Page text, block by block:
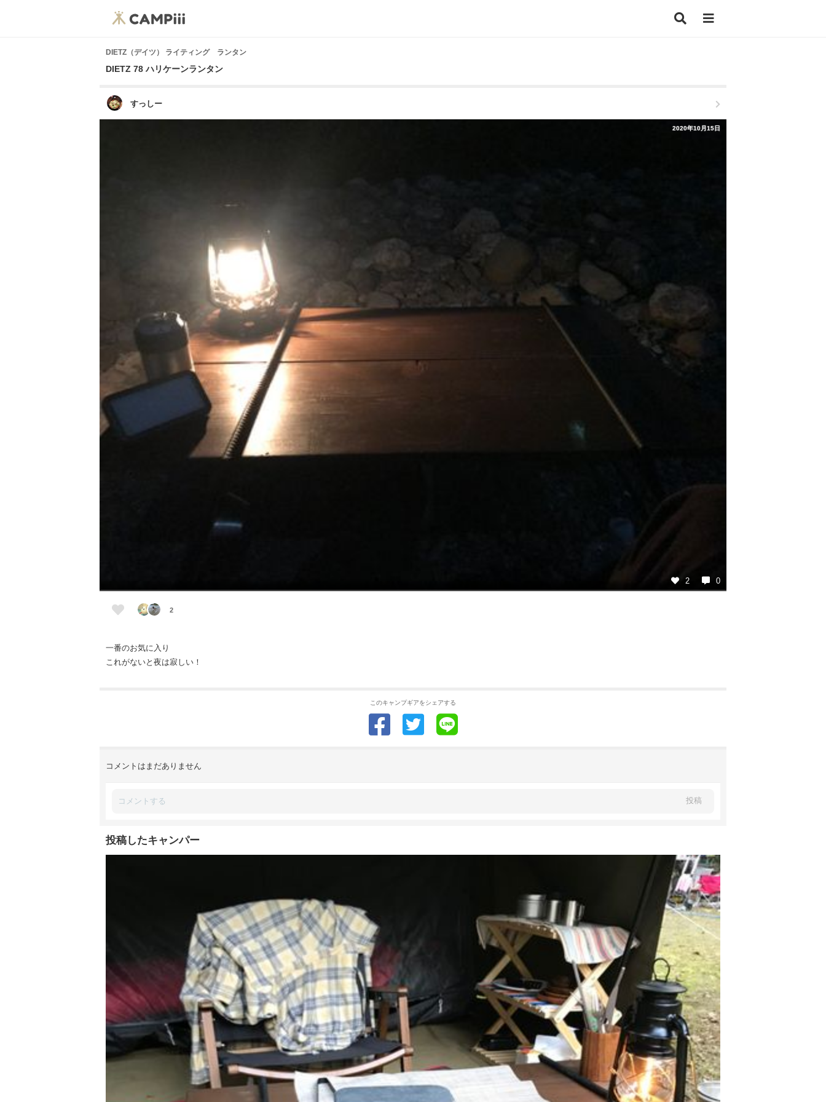
DIETZ（デイツ） ライティング ランタン
DIETZ 78 ハリケーンランタン
すっしー
2020年10月15日
2 0
2
一番のお気に入り
これがないと夜は寂しい！
このキャンプギアをシェアする
コメントはまだありません
投稿
投稿したキャンパー